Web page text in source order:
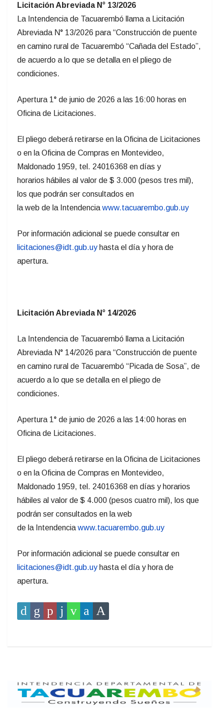
Licitación Abreviada N° 13/2026
La Intendencia de Tacuarembó llama a Licitación
Abreviada N° 13/2026 para “Construcción de puente
en camino rural de Tacuarembó “Cañada del Estado”,
de acuerdo a lo que se detalla en el pliego de
condiciones.
Apertura 1° de junio de 2026 a las 16:00 horas en
Oficina de Licitaciones.
El pliego deberá retirarse en la Oficina de Licitaciones
o en la Oficina de Compras en Montevideo,
Maldonado 1959, tel. 24016368 en días y
horarios hábiles al valor de $ 3.000 (pesos tres mil),
los que podrán ser consultados en
la web de la Intendencia www.tacuarembo.gub.uy
Por información adicional se puede consultar en
licitaciones@idt.gub.uyhasta el día y hora de
apertura.
Licitación Abreviada N° 14/2026
La Intendencia de Tacuarembó llama a Licitación
Abreviada N° 14/2026 para “Construcción de puente
en camino rural de Tacuarembó “Picada de Sosa”, de
acuerdo a lo que se detalla en el pliego de
condiciones.
Apertura 1° de junio de 2026 a las 14:00 horas en
Oficina de Licitaciones.
El pliego deberá retirarse en la Oficina de Licitaciones
o en la Oficina de Compras en Montevideo,
Maldonado 1959, tel. 24016368 en días y horarios
hábiles al valor de $ 4.000 (pesos cuatro mil), los que
podrán ser consultados en la web
de la Intendencia www.tacuarembo.gub.uy
Por información adicional se puede consultar en
licitaciones@idt.gub.uyhasta el día y hora de
apertura.